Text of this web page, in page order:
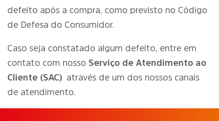
defeito após a compra, como previsto no Código
de Defesa do Consumidor.
Caso seja constatado algum defeito, entre em
contato com nosso Serviço de Atendimento ao
Cliente (SAC) através de um dos nossos canais
de atendimento.